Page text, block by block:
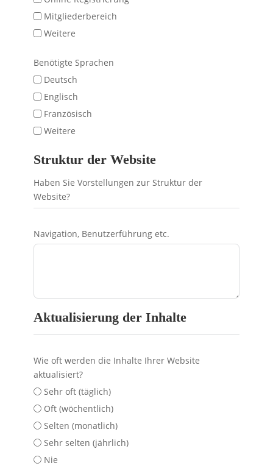
Mitgliederbereich
Weitere
Benötigte Sprachen
Deutsch
Englisch
Französisch
Weitere
Struktur der Website
Haben Sie Vorstellungen zur Struktur der
Website?
Navigation, Benutzerführung etc.
Aktualisierung der Inhalte
Wie oft werden die Inhalte Ihrer Website
aktualisiert?
Sehr oft (täglich)
Oft (wöchentlich)
Selten (monatlich)
Sehr selten (jährlich)
Nie